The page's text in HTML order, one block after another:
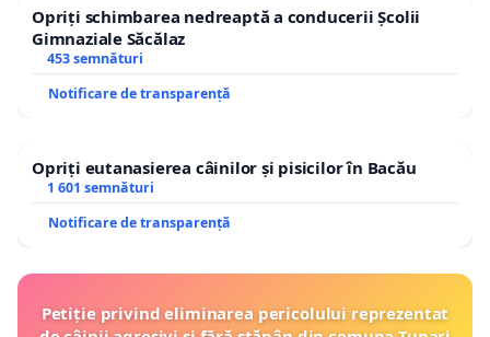
Opriți schimbarea nedreaptă a conducerii Școlii
Gimnaziale Săcălaz
453 semnături
Notificare de transparență
Opriți eutanasierea câinilor și pisicilor în Bacău
1 601 semnături
Notificare de transparență
Petiție privind eliminarea pericolului reprezentat